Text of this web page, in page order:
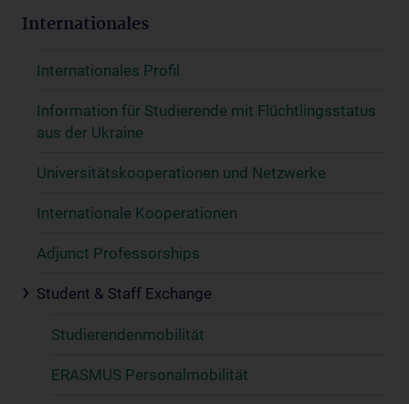
Internationales
Internationales Profil
Information für Studierende mit Flüchtlingsstatus
aus der Ukraine
Universitätskooperationen und Netzwerke
Internationale Kooperationen
Adjunct Professorships
Student & Staff Exchange
Studierendenmobilität
ERASMUS Personalmobilität